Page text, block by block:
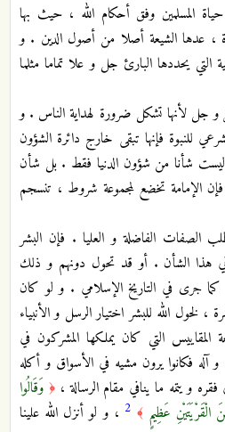
المسلمين وفق أحكام الله ، حيث بها
، عدها الشيعة أصلا من أصول الدين . و
التي يحددها البارئ جل و علا تماما مثلما
و جل لأنها تشكل ضرورة لهداية الناس . و
للنبوة فإنها تبقى خارج دائرة الشؤون
ليست شأنا من شؤون الدنيا فقط . بل شأن
الإمامة تخضع لمجموعة شروط ، تنسجم
الصفات الفاضلة و العليا . فإن البشر
هذا الشأن . أو قد تحول دونهم و ذلك
جرى في التاريخ الإسلامي . و لو كان
لخول الله للبشر اختيار الرسل و الأنبياء
التي كان يملكها المشركون في
و آله فكانوا يرون مشيه في الأسواق و أكله
فقره و يتمه ما ينافي مقام الرسالة ،﴿ وَقَالُوا
عَظِيمٍ ﴾ 2 ، و لو أنزل الله علينا